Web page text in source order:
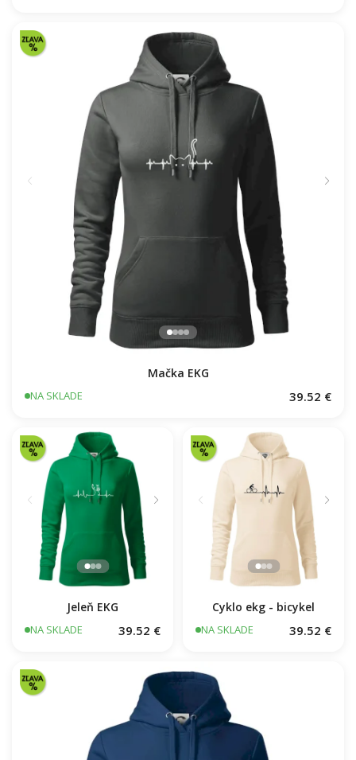
Mačka EKG
NA SKLADE 39.52 €
Jeleň EKG
NA SKLADE 39.52 €
Cyklo ekg - bicykel
NA SKLADE 39.52 €